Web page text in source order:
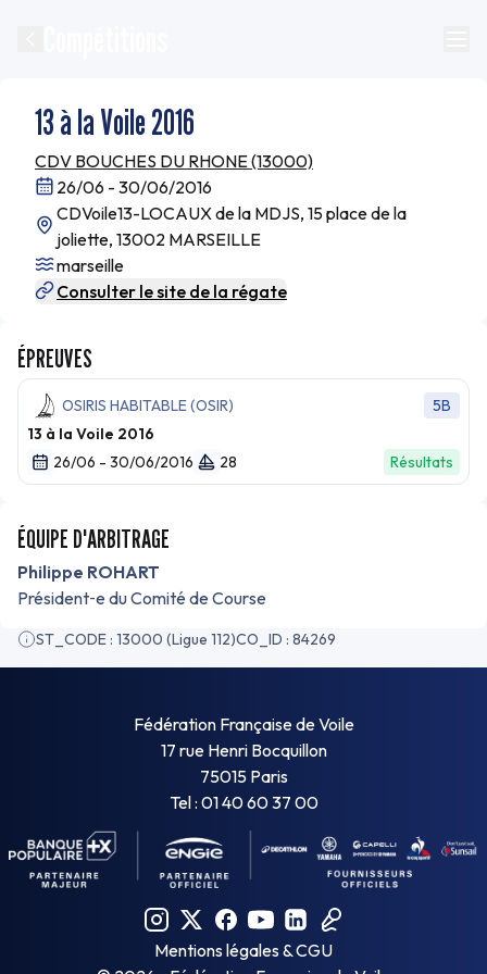
13 à la Voile 2016
CDV BOUCHES DU RHONE (13000)
26/06 - 30/06/2016
CDVoile13-LOCAUX de la MDJS, 15 place de la
joliette, 13002 MARSEILLE
marseille
Consulter le site de la régate
ÉPREUVES
OSIRIS HABITABLE (OSIR)
5B
13 à la Voile 2016
26/06 - 30/06/2016
28 Résultats
ÉQUIPE D'ARBITRAGE
Philippe ROHART
Président‑e du Comité de Course
ST_CODE : 13000 (Ligue 112)CO_ID : 84269
Fédération Française de Voile
17 rue Henri Bocquillon
75015 Paris
Tel : 01 40 60 37 00
Mentions légales & CGU